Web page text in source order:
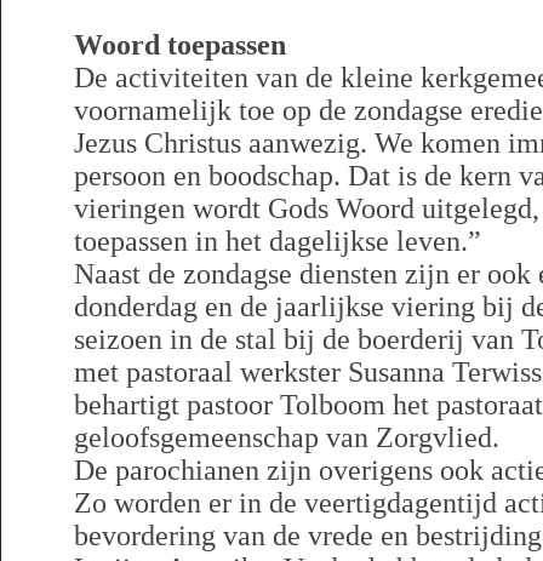
Woord toepassen
De activiteiten van de kleine
voornamelijk toe op de zondagse
Jezus Christus aanwezig. We komen
persoon en boodschap. Dat is de kern
vieringen wordt Gods Woord
toepassen in het dagelijkse leven.”
Naast de zondagse diensten zijn er
donderdag en de jaarlijkse viering bij
seizoen in de stal bij de boerderij van
met pastoraal werkster Susanna
behartigt pastoor Tolboom het
geloofsgemeenschap van Zorgvlied.
De parochianen zijn overigens ook
Zo worden er in de veertigdagentijd
bevordering van de vrede en